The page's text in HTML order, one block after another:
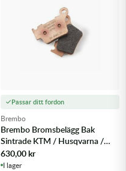
Passar ditt fordon
Brembo
Brembo Bromsbelägg Bak
Sintrade KTM / Husqvarna /
GasGas 07BB275A /
79013090000
630,00kr
I lager